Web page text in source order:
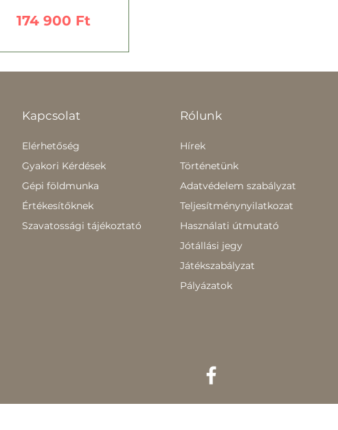
Ár
174 900 Ft
Kapcsolat
Elérhetőség
Gyakori Kérdések
Gépi földmunka
Értékesítőknek
Szavatossági tájékoztató
Rólunk
Hírek
Történetünk
Adatvédelem szabályzat
Teljesítménynyilatkozat
Használati útmutató
Jótállási jegy
Játékszabályzat
Pályázatok